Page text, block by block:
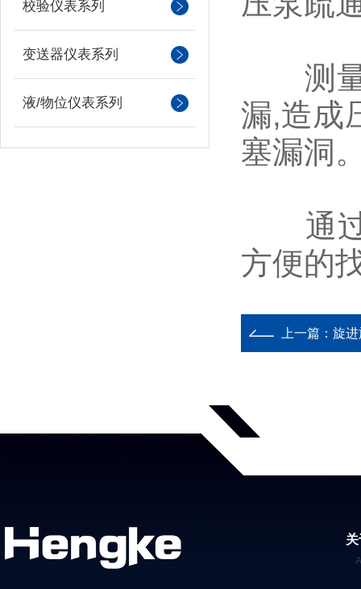
校验仪表系列
变送器仪表系列
液/物位仪表系列
测量
漏,造成
塞漏洞
通过
方便的
上一篇： 旋